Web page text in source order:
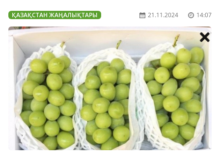
ҚАЗАҚСТАН ЖАҢАЛЫҚТАРЫ 21.11.2024 14:07